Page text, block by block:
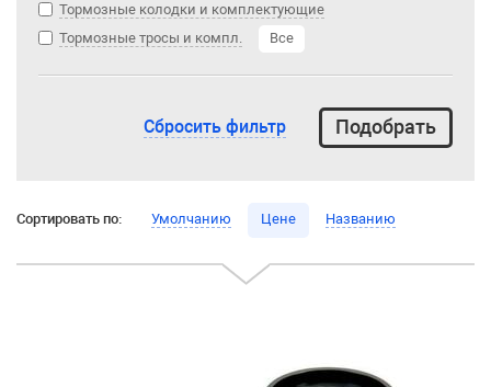
Тормозные колодки и комплектующие
Тормозные тросы и компл.
Все
Сбросить фильтр
Сортировать по: Умолчанию Цене Названию